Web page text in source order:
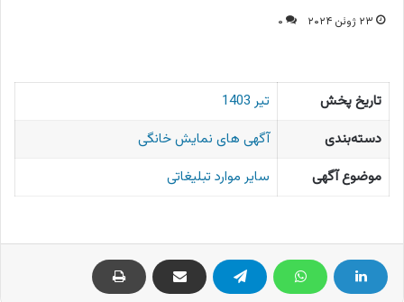
۲۳ ژوئن ۲۰۲۴ ۰
تاریخ پخش
تیر 1403
دسته‌بندی
آگهی های نمایش خانگی
موضوع آگهی
سایر موارد تبلیغاتی